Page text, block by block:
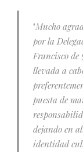
"Mucho
por la
Francisco
llevada a
puesta de
dejando en
identidad